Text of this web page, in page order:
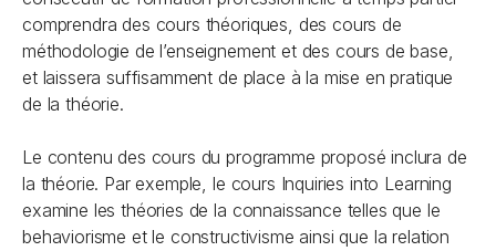
comprendra des cours théoriques, des cours de
méthodologie de l’enseignement et des cours de base,
et laissera suffisamment de place à la mise en pratique
de la théorie.
Le contenu des cours du programme proposé inclura de
la théorie. Par exemple, le cours Inquiries into Learning
examine les théories de la connaissance telles que le
behaviorisme et le constructivisme ainsi que la relation